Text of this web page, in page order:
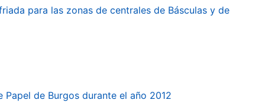
para las zonas de centrales de Básculas y de
de Burgos durante el año 2012